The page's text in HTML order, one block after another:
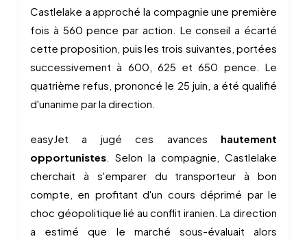
Castlelake a approché la compagnie une première
fois à 560 pence par action. Le conseil a écarté
cette proposition, puis les trois suivantes, portées
successivement à 600, 625 et 650 pence. Le
quatrième refus, prononcé le 25 juin, a été qualifié
d'unanime par la direction.
easyJet a jugé ces avances hautement
opportunistes. Selon la compagnie, Castlelake
cherchait à s'emparer du transporteur à bon
compte, en profitant d'un cours déprimé par le
choc géopolitique lié au conflit iranien. La direction
a estimé que le marché sous-évaluait alors